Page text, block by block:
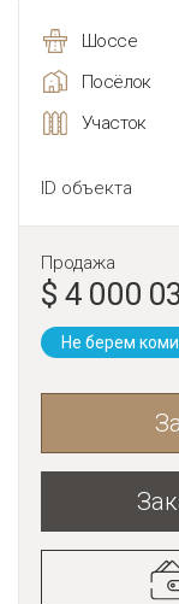
Шоссе
Посёлок
Участок
ID объекта
Продажа
$ 4 000
Не берем